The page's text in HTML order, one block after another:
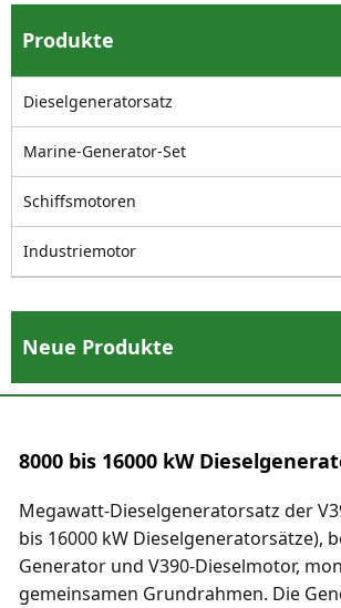
Produkte
Dieselgeneratorsatz
Marine-Generator-Set
Schiffsmotoren
Industriemotor
Neue Produkte
8000 bis 16000 kW
Megawatt-Dieselgeneratorsatz der
bis 16000 kW Dieselgeneratorsätze),
Generator und V390-Dieselmotor,
gemeinsamen Grundrahmen. Die